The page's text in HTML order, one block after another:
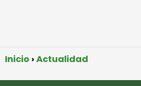
Inicio Actualidad